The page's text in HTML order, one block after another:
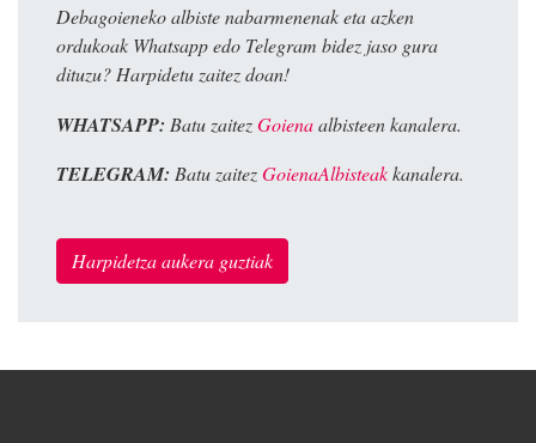
Debagoieneko albiste nabarmenenak eta azken
ordukoak Whatsapp edo Telegram bidez jaso gura
dituzu? Harpidetu zaitez doan!
WHATSAPP: Batu zaitezGoienaalbisteen kanalera.
TELEGRAM: Batu zaitezGoienaAlbisteakkanalera.
Harpidetza aukera guztiak